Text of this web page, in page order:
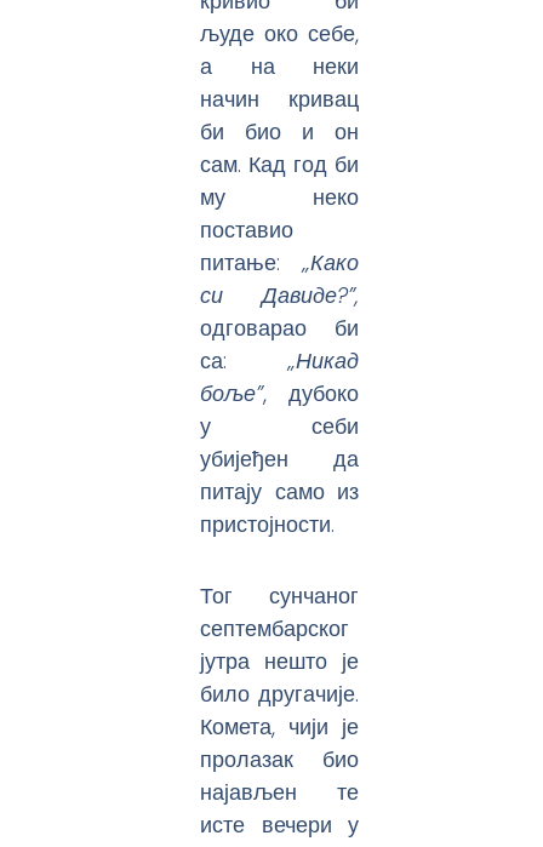
људе око себе,
а на неки
начин кривац
би био и он
сам. Кад год би
му неко
поставио
питање:„Како
си Давиде?”,
одговарао би
са:„Никад
боље”, дубоко
у себи
убијеђен да
питају само из
пристојности.
Тог сунчаног
септембарског
јутра нешто је
било другачије.
Комета, чији је
пролазак био
најављен те
исте вечери у